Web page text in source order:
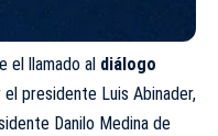
el llamado al diálogo
presidente Luis Abinader,
Danilo Medina de